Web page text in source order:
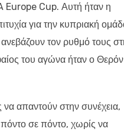
Europe Cup. Αυτή ήταν η
για την κυπριακή
ανεβάζουν τον ρυθμό τους
του αγώνα ήταν ο Θερόν
απαντούν στην συνέχεια,
σε πόντο, χωρίς να